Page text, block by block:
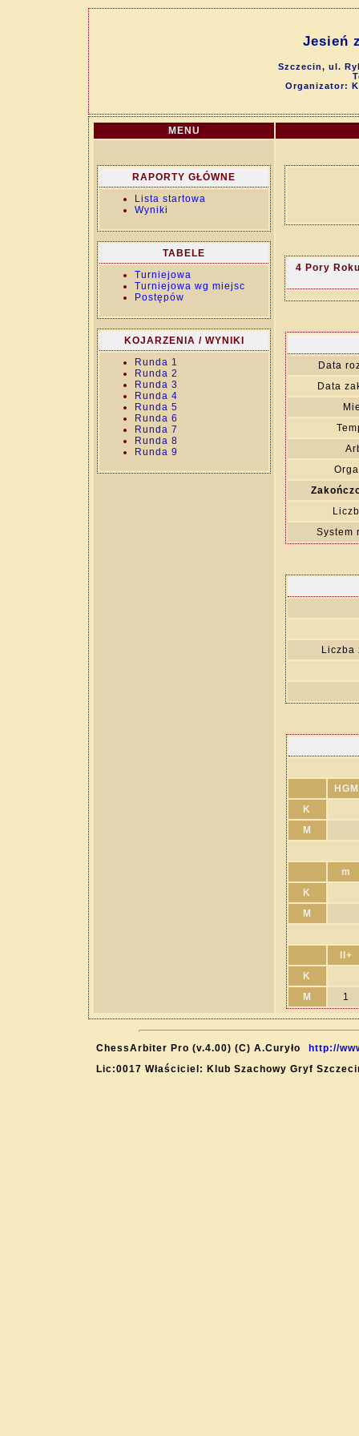
Jesień
Szczecin, ul.
Organizator:
MENU
RAPORTY GŁÓWNE
Lista startowa
Wyniki
TABELE
Turniejowa
Turniejowa wg miejsc
Postępów
KOJARZENIA / WYNIKI
Runda 1
Runda 2
Runda 3
Runda 4
Runda 5
Runda 6
Runda 7
Runda 8
Runda 9
4 Pory
Data
Data
System
Liczba
HGM
K
M
m
K
M
II+
K
M
1
ChessArbiter Pro (v.4.00) (C) A.Curyło
http://
Lic:0017 Właściciel: Klub Szachowy Gryf